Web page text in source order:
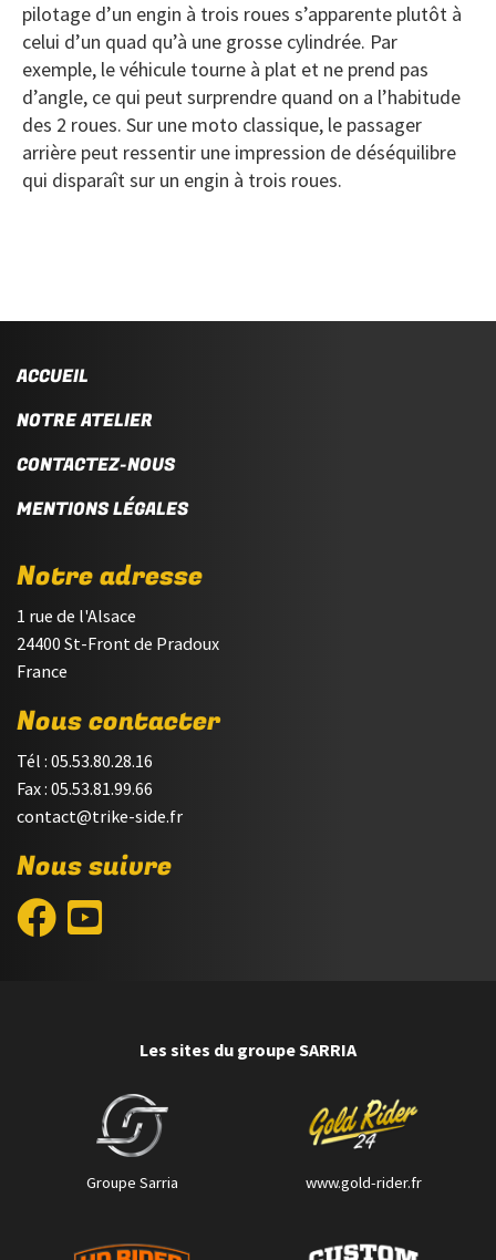
pilotage d’un engin à trois roues s’apparente plutôt à
celui d’un quad qu’à une grosse cylindrée. Par
exemple, le véhicule tourne à plat et ne prend pas
d’angle, ce qui peut surprendre quand on a l’habitude
des 2 roues. Sur une moto classique, le passager
arrière peut ressentir une impression de déséquilibre
qui disparaît sur un engin à trois roues.
ACCUEIL
NOTRE ATELIER
CONTACTEZ-NOUS
MENTIONS LÉGALES
Notre adresse
1 rue de l'Alsace
24400 St-Front de Pradoux
France
Nous contacter
Tél : 05.53.80.28.16
Fax : 05.53.81.99.66
contact@trike-side.fr
Nous suivre
Les sites du groupe SARRIA
Groupe Sarria www.gold-rider.fr